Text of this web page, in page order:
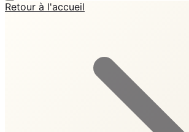
Retour à l'accueil